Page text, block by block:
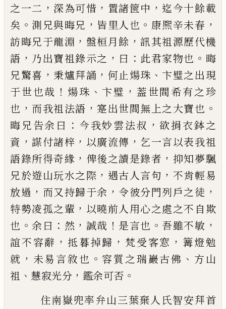
之一二 ， 深為可惜 ， 置諸篋中 ， 迄今十餘載
矣 。 測兄與晦兄 ， 皆里人也 。 康熈辛未春 ，
訪晦兄于龍淵 ， 盤桓月餘 ，訊其祖源歷代機
語 ， 乃出寶祖錄示之 ， 曰 ： 此君家物也 。 晦
兄驚喜 ， 秉爐拜誦 ， 何止煬珠 、 卞璧之出現
于世也哉 ！ 煬珠 、 卞璧 ， 葢世間希有之珍
也 ， 而我祖法語 ， 寔出世間無上之大寶也 。
晦兄告余曰 ： 今我妙雲法叔 ，欲捐衣鉢之
資 ，謀付諸梓 ， 以廣流傳 ， 乞一言以表我祖
語錄所得奇緣 ， 俾後之讀是錄者 ， 抑知夢颿
兄於遊山玩水之際 ， 遇古人言句 ， 不肯輕易
放過 ， 而又持歸于余 ，令彼分門列戶之徒 ，
特勢凌孤之輩 ， 以曉前人用心之處之不 自欺
也 。余曰 ： 然 ， 誠哉 ！ 是言也 。 吾雖不敏 ，
誼不容辭 ， 抵暮掉歸 ， 梵受客窓 ， 篝燈勉
就 ， 未易言敘也 。 容質之瑞巖古佛 、 方山
祖 、 慧寂光分 ， 鑑余可否 。
住南嶽兜率弁山三葉棄人氏智安拜首